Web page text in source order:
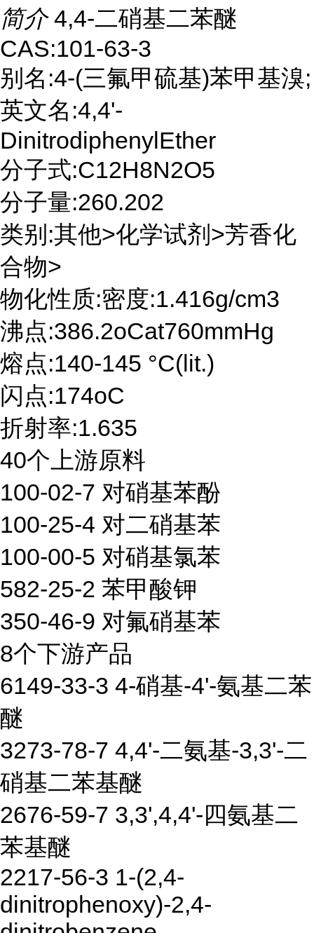
简介 4,4-二硝基二苯醚
CAS:101-63-3
别名:4-(三氟甲硫基)苯甲基溴;
英文名:4,4'-
DinitrodiphenylEther
分子式:C12H8N2O5
分子量:260.202
类别:其他>化学试剂>芳香化
合物>
物化性质:密度:1.416g/cm3
沸点:386.2oCat760mmHg
熔点:140-145 °C(lit.)
闪点:174oC
折射率:1.635
40个上游原料
100-02-7 对硝基苯酚
100-25-4 对二硝基苯
100-00-5 对硝基氯苯
582-25-2 苯甲酸钾
350-46-9 对氟硝基苯
8个下游产品
6149-33-3 4-硝基-4'-氨基二苯
醚
3273-78-7 4,4'-二氨基-3,3'-二
硝基二苯基醚
2676-59-7 3,3',4,4'-四氨基二
苯基醚
2217-56-3 1-(2,4-
dinitrophenoxy)-2,4-